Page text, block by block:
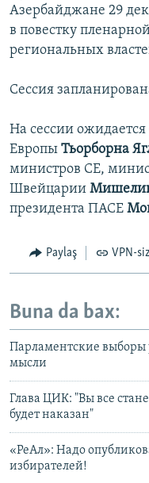
Азербайджане 29
в повестку
региональных
Сессия
На сессии ожидается
Европы Тьорборна
министров СЕ,
Швейцарии
президента ПАСЕ
Paylaş VPN-
Buna da bax:
Парламентские выборы
мысли
Глава ЦИК: "Вы все
будет наказан"
«РеАл»: Надо
избирателей!